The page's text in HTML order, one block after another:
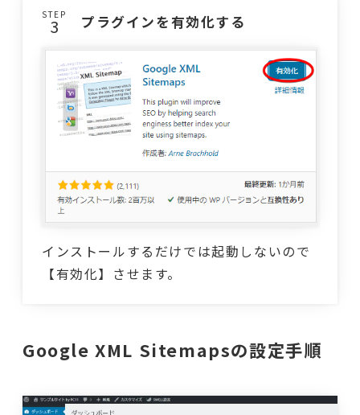
STEP プラグインを有効化する
インストールするだけでは起動しないので
【有効化】させます。
Google XML Sitemapsの設定手順